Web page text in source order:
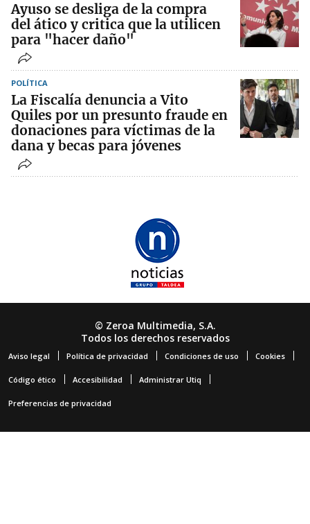
Ayuso se desliga de la compra
del ático y critica que la utilicen
para "hacer daño"
POLÍTICA
La Fiscalía denuncia a Vito
Quiles por un presunto fraude en
donaciones para víctimas de la
dana y becas para jóvenes
© Zeroa Multimedia, S.A.
Todos los derechos reservados
Aviso legal Política de privacidad Condiciones de uso Cookies
Código ético Accesibilidad Administrar Utiq
Preferencias de privacidad